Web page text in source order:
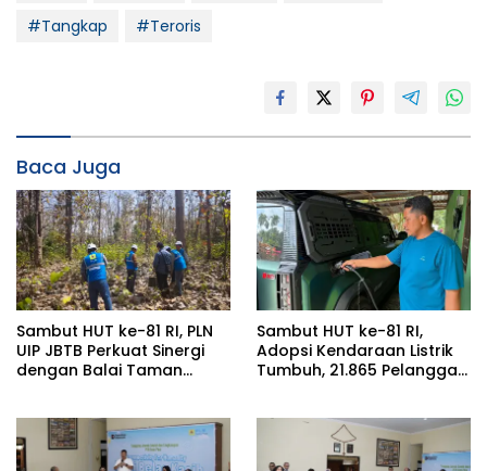
#Tangkap
#Teroris
Baca Juga
Sambut HUT ke-81 RI, PLN
UIP JBTB Perkuat Sinergi
dengan Balai Taman
SUTET 500 kV Paiton–
Watudodol/Kalipuro
Sambut HUT ke-81 RI,
Adopsi Kendaraan Listrik
Tumbuh, 21.865 Pelanggan
pada Semester I 2026